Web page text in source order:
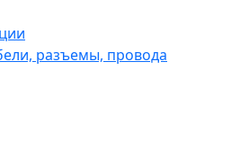
разъемы, провода